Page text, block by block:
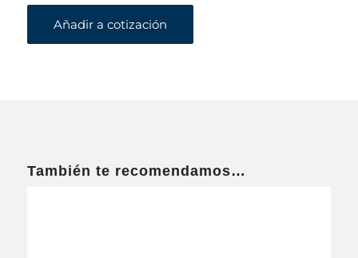
Añadir a cotización
También te recomendamos…